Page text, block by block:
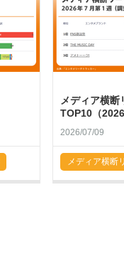
メディア横
TOP10（
2026/07/09
メディア横断